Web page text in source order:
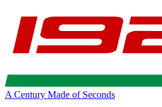
A Century Made of Seconds